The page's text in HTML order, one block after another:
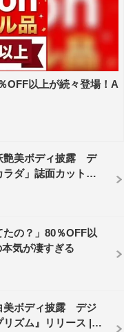
OFF以上が続々登場！A
艶美ボディ披露 デ
ダ」誌面カット公
たの？」80％OFF以
気が凄すぎる
美ボディ披露 デジ
ズム』リリース | T